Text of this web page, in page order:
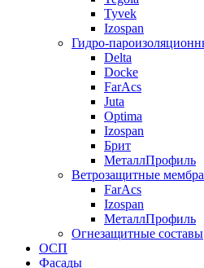
Tyvek
Izospan
Гидро-
Delta
Docke
FarAcs
Juta
Optima
Izospan
Брит
МеталлПрофиль
Ветрозащитные
FarAcs
Izospan
МеталлПрофиль
Огнезащитные составы
ОСП
Фасады